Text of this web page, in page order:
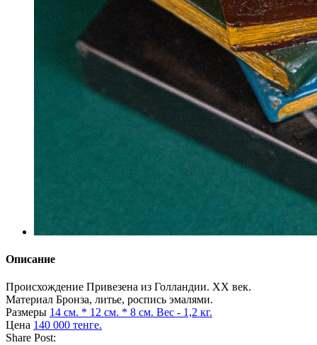
Описание
Происхождение Привезена из Голландии. ХХ век.
Материал Бронза, литье, роспись эмалями.
Размеры 14 см. * 12 см. * 8 см. Вес - 1,2 кг.
Цена 140 000 тенге.
Share Post: